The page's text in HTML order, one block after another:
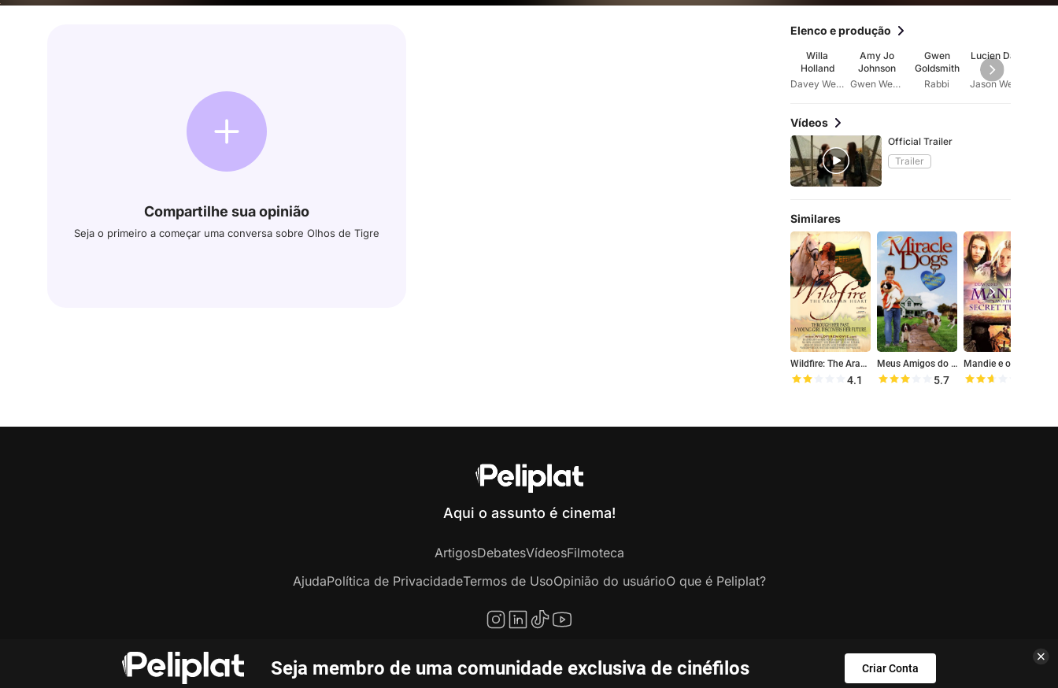
Compartilhe sua opinião
Seja o primeiro a começar uma conversa sobre Olhos de Tigre
Elenco e produção
Willa
Holland
Davey Wexler
Amy Jo
Johnson
Gwen Wexler
Gwen
Goldsmith
Rabbi
Lucien Dale
Vídeos
Official Trailer
Trailer
Similares
Wildfire: The Arabian Heart
4.1
Meus Amigos do Peito
5.7
Seja membro de uma comunidade exclusiva de cinéfilos Criar Conta
Aqui o assunto é cinema!
ArtigosDebatesVídeosFilmoteca
AjudaPolítica de PrivacidadeTermos de UsoOpinião do usuárioO que é Peliplat?